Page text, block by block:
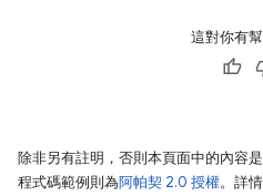
這對你有
除非另有註明，否則本頁面中的內容
程式碼範例則為阿帕契 2.0 授權。詳